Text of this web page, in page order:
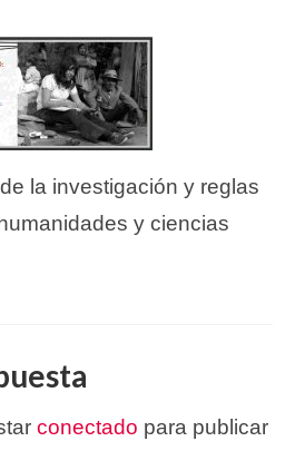
la investigación y reglas
y ciencias
conectado para publicar